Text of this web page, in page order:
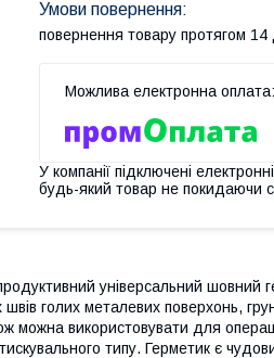
повернення товару протягом 14
У компанії підключені
будь-який товар не покидаючи
універсальний шовний
швів голих металевих поверхонь,
можна використовувати для
типу. Герметик є